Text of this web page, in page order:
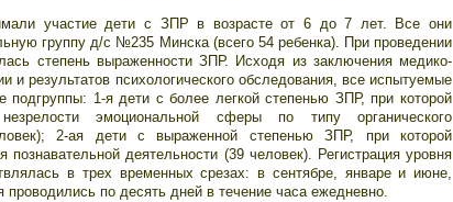
участие дети с ЗПР в возрасте от 6 до 7 лет. Все они
группу д/с №235 Минска (всего 54 ребенка). При проведении
степень выраженности ЗПР. Исходя из заключения медико-
и результатов психологического обследования, все испытуемые
подгруппы: 1-я дети с более легкой степенью ЗПР, при которой
эмоциональной сферы по типу органического
2-ая дети с выраженной степенью ЗПР, при которой
познавательной деятельности (39 человек). Регистрация уровня
в трех временных срезах: в сентябре, январе и июне,
по десять дней в течение часа ежедневно.